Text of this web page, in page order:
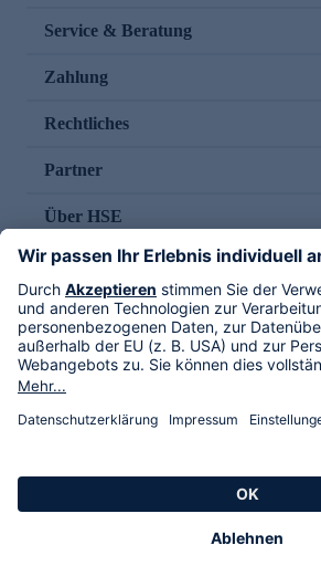
Service & Beratung
Zahlung
Rechtliches
Partner
Über HSE
Im TV
HSE International